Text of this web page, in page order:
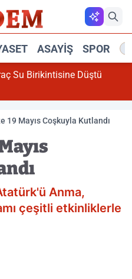
ASAYIŞ SPOR
Birikintisine Düştü
19 Mayıs Coşkuyla Kutlandı
Anma,
çeşitli etkinliklerle